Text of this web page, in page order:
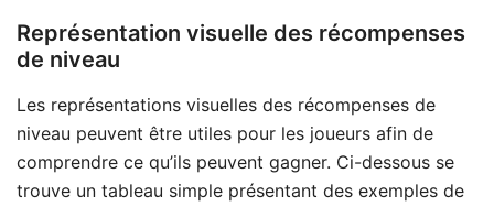
Représentation visuelle des récompenses
de niveau
Les représentations visuelles des récompenses de
niveau peuvent être utiles pour les joueurs afin de
comprendre ce qu’ils peuvent gagner. Ci-dessous se
trouve un tableau simple présentant des exemples de